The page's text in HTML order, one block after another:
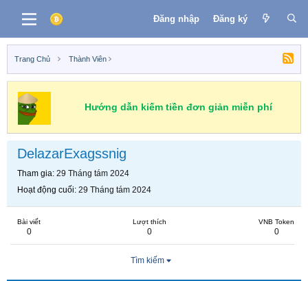
Đăng nhập Đăng ký
Trang Chủ Thành Viên
Hướng dẫn kiếm tiền đơn giản miễn phí
DelazarExagssnig
Tham gia 29 Tháng tám 2024
Hoạt động cuối 29 Tháng tám 2024
Bài viết
0
Lượt thích
0
VNB Token
0
Tìm kiếm